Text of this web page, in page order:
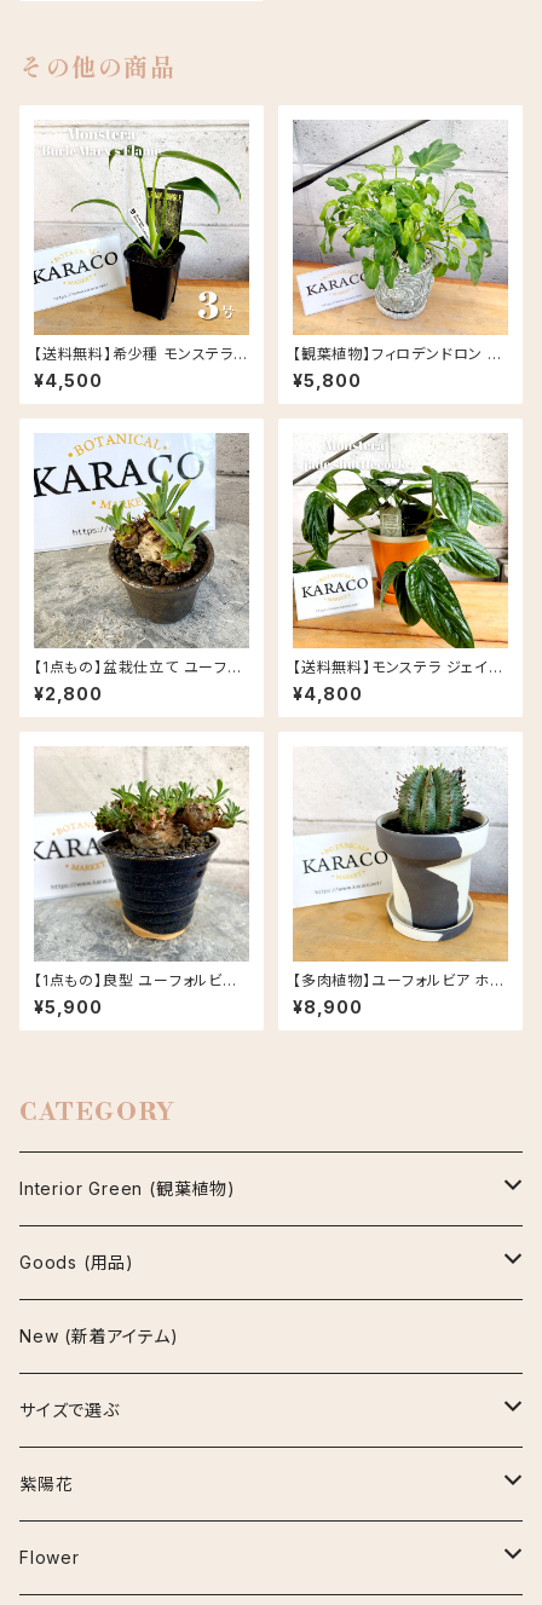
その他の商品
【送料無料】希少種 モンステラ
バールマルクスフレイム 3号 Ur
ban Jungle
¥4,500
【観葉植物】フィロデンドロン ク
ッカバラ ライム バリエガータ 斑
入り 5号 Rosa セメント鉢
¥5,800
【1点もの】盆栽仕立て ユーフォ
ルビア 峨眉山 信楽焼 陶器鉢
丸鉢 多肉植物
¥2,800
【送料無料】モンステラ ジェイド
シャトルコック 5号 グロッシーポ
ット アプリコット 皿セット セラミ
ック鉢
¥4,800
【1点もの】良型 ユーフォルビア
峨眉山 信楽焼 陶器鉢 多肉植物
¥5,900
【多肉植物】ユーフォルビア ホリ
ダ PLUS the green FIKA PO
T セサミラテ
¥8,900
CATEGORY
Interior Green (観葉植物)
アグラオネマ
ビューティー
マリア
アスプレニウム
パーバティ
アロカシア
ナイロビナイツ
アンスリウム
クラリネルビウム
エスキナンサス
Goods (用品)
鉢
陶器鉢
セメント鉢
インテリア雑貨
お手入れ用品
その他の用品
New (新着アイテム)
サイズで選ぶ
~30cm
30cm~50cm
紫陽花
アーリーピンク
Flower